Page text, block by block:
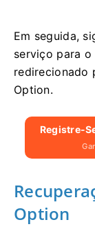
Em seguida,
serviço para o
redirecionado
Option.
Registre-
Option